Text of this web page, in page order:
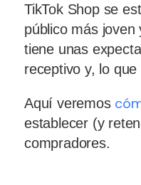
TikTok Shop se
público más
tiene unas
receptivo y, lo
Aquí veremos
establecer (y
compradores.